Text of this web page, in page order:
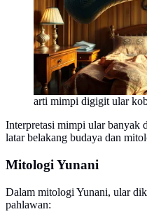
arti mimpi digigit ular
Interpretasi mimpi ular banyak
latar belakang budaya dan
Mitologi Yunani
Dalam mitologi Yunani, ular
pahlawan: